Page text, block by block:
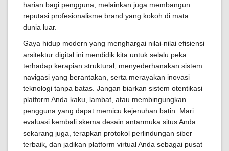
harian bagi pengguna, melainkan juga membangun
reputasi profesionalisme brand yang kokoh di mata
dunia luar.
Gaya hidup modern yang menghargai nilai-nilai efisiensi
arsitektur digital ini mendidik kita untuk selalu peka
terhadap kerapian struktural, menyederhanakan sistem
navigasi yang berantakan, serta merayakan inovasi
teknologi tanpa batas. Jangan biarkan sistem otentikasi
platform Anda kaku, lambat, atau membingungkan
pengguna yang dapat memicu kejenuhan batin. Mari
evaluasi kembali skema desain antarmuka situs Anda
sekarang juga, terapkan protokol perlindungan siber
terbaik, dan jadikan platform virtual Anda sebagai pusat